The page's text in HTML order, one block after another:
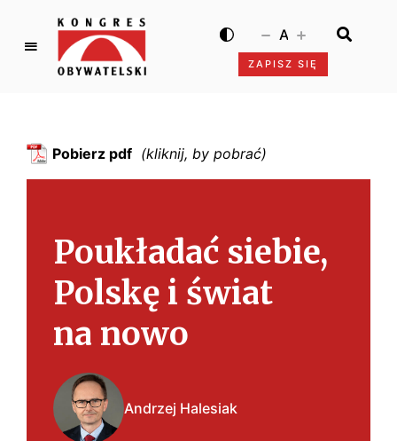
K
g
O
b
y
w
t
l
k
ZAPISZ SIĘ
A
Pobierz pdf
Poukładać siebie,
Polskę i świat
na nowo
Andrzej Halesiak